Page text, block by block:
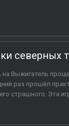
северных
Выжигатель
раз прошёл
страшного. Эта